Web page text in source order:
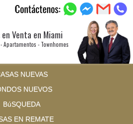
en Venta en Miami
Apartamentos - Townhomes
NUEVAS
NUEVOS
BúSQUEDA
EN REMATE